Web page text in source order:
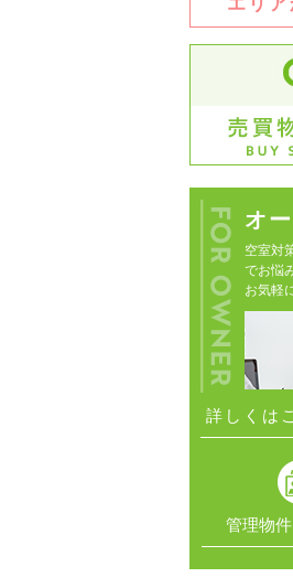
オ
空室対
でお悩
お気軽
詳しくは
管理物